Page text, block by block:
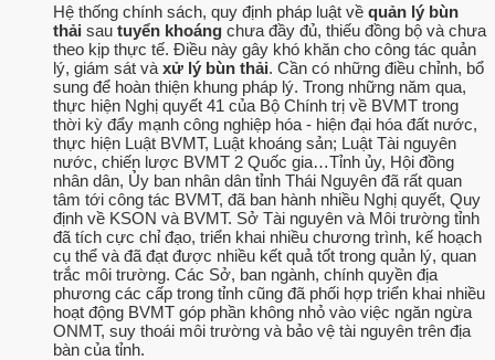
Hệ thống chính sách, quy định pháp luật về quản lý bùn
thải sau tuyển khoáng chưa đầy đủ, thiếu đồng bộ và chưa
theo kịp thực tế. Điều này gây khó khăn cho công tác quản
lý, giám sát và xử lý bùn thải. Cần có những điều chỉnh, bổ
sung để hoàn thiện khung pháp lý. Trong những năm qua,
thực hiện Nghị quyết 41 của Bộ Chính trị về BVMT trong
thời kỳ đẩy mạnh công nghiệp hóa - hiện đại hóa đất nước,
thực hiện Luật BVMT, Luật khoáng sản; Luật Tài nguyên
nước, chiến lược BVMT 2 Quốc gia…Tỉnh ủy, Hội đồng
nhân dân, Ủy ban nhân dân tỉnh Thái Nguyên đã rất quan
tâm tới công tác BVMT, đã ban hành nhiều Nghị quyết, Quy
định về KSON và BVMT. Sở Tài nguyên và Môi trường tỉnh
đã tích cực chỉ đạo, triển khai nhiều chương trình, kế hoạch
cụ thể và đã đạt được nhiều kết quả tốt trong quản lý, quan
trắc môi trường. Các Sở, ban ngành, chính quyền địa
phương các cấp trong tỉnh cũng đã phối hợp triển khai nhiều
hoạt động BVMT góp phần không nhỏ vào việc ngăn ngừa
ONMT, suy thoái môi trường và bảo vệ tài nguyên trên địa
bàn của tỉnh.